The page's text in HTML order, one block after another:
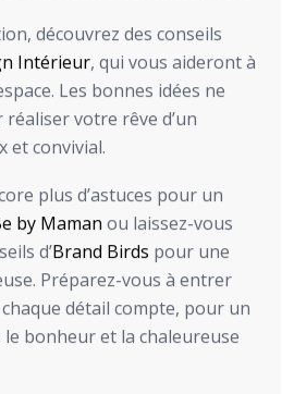
découvrez des conseils
Intérieur, qui vous aideront à
Les bonnes idées ne
votre rêve d’un
et convivial.
plus d’astuces pour un
by Maman ou laissez-vous
d’Brand Birds pour une
Préparez-vous à entrer
détail compte, pour un
bonheur et la chaleureuse